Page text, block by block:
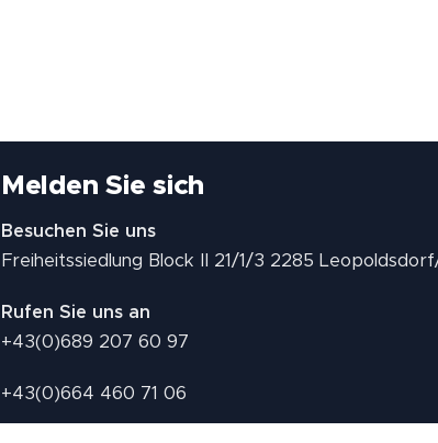
Melden Sie sich
Besuchen Sie uns
Freiheitssiedlung Block II 21/1/3 2285
Rufen Sie uns an
+43(0)689 207 60 97
+43(0)664 460 71 06